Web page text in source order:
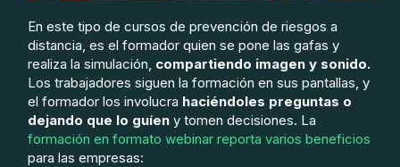
En este tipo de cursos de prevención de riesgos a
distancia, es el formador quien se pone las gafas y
realiza la simulación, compartiendo imagen y sonido.
Los trabajadores siguen la formación en sus pantallas, y
el formador los involucra haciéndoles preguntas o
dejando que lo guíen y tomen decisiones. La
formación en formato webinar reporta varios beneficios
para las empresas: